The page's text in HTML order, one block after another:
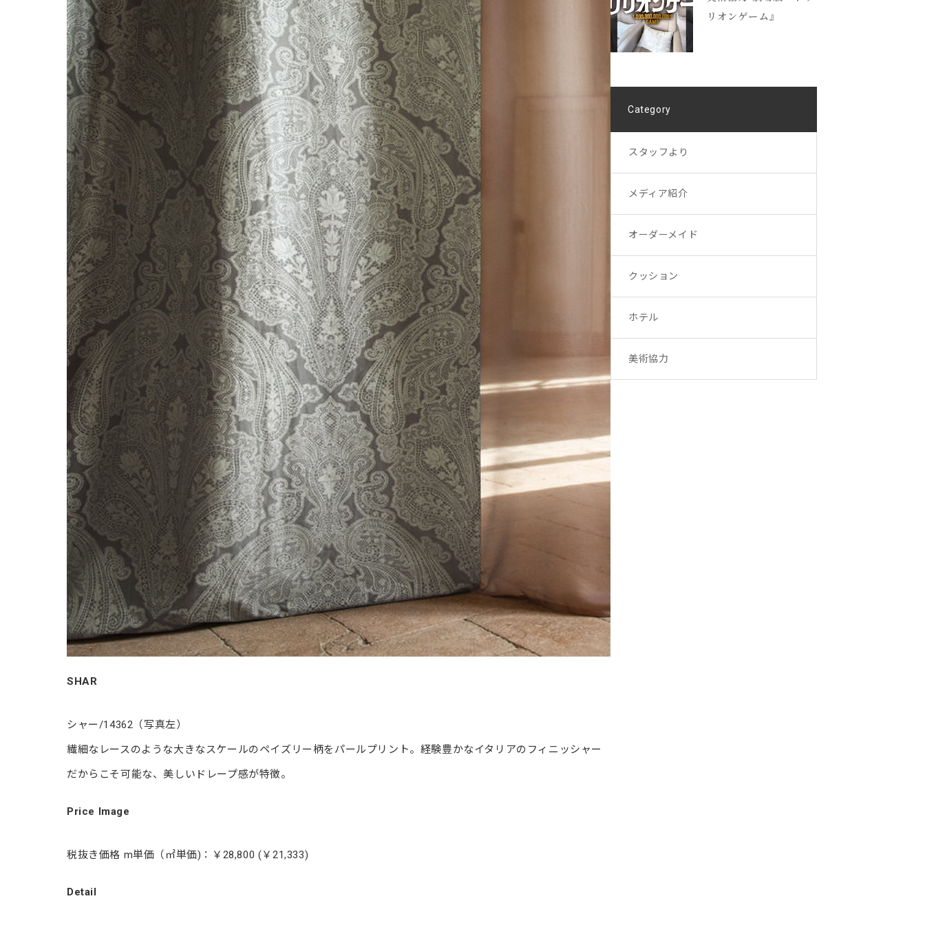
SHAR
シャー/14362（写真左）
繊細なレースのような大きなスケールのペイズリー柄をパールプリント。経験豊かなイタリアのフィニッシャー
だからこそ可能な、美しいドレープ感が特徴。
Price Image
税抜き価格 m単価（㎡単価)：￥28,800 (￥21,333)
Detail
リオンゲーム』
Category
スタッフより
メディア紹介
オーダーメイド
クッション
ホテル
美術協力